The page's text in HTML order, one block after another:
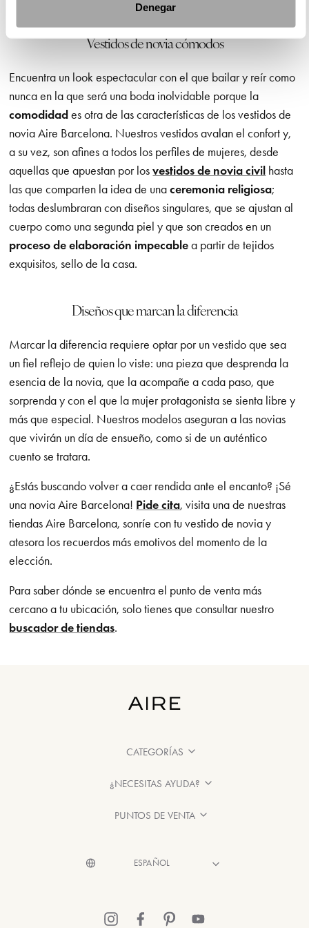
Denegar
Vestidos de novia cómodos
Encuentra un look espectacular con el que bailar y reír como
nunca en la que será una boda inolvidable porque la
comodidades otra de las características de los vestidos de
novia Aire Barcelona. Nuestros vestidos avalan el confort y,
a su vez, son afines a todos los perfiles de mujeres, desde
aquellas que apuestan por losvestidos de novia civil hasta
las que comparten la idea de unaceremonia religiosa;
todas deslumbraran con diseños singulares, que se ajustan al
cuerpo como una segunda piel y que son creados en un
proceso de elaboración impecablea partir de tejidos
exquisitos, sello de la casa.
Diseños que marcan la diferencia
Marcar la diferencia requiere optar por un vestido que sea
un fiel reflejo de quien lo viste: una pieza que desprenda la
esencia de la novia, que la acompañe a cada paso, que
sorprenda y con el que la mujer protagonista se sienta libre y
más que especial. Nuestros modelos aseguran a las novias
que vivirán un día de ensueño, como si de un auténtico
cuento se tratara.
¿Estás buscando volver a caer rendida ante el encanto? ¡Sé
una novia Aire Barcelona! Pide cita, visita una de nuestras
tiendas Aire Barcelona, sonríe con tu vestido de novia y
atesora los recuerdos más emotivos del momento de la
elección.
Para saber dónde se encuentra el punto de venta más
cercano a tu ubicación, solo tienes que consultar nuestro
buscador de tiendas.
CATEGORÍAS
¿NECESITAS AYUDA?
PUNTOS DE VENTA